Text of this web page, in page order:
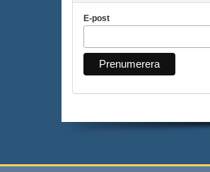
E-post